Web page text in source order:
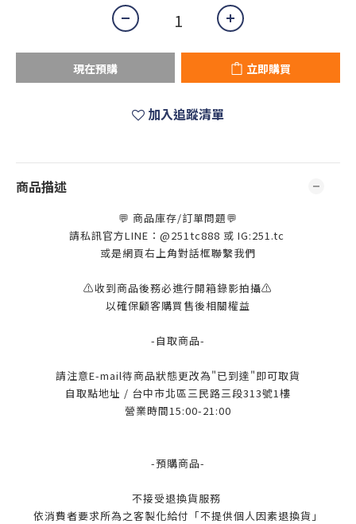
現在預購 立即購買
加入追蹤清單
商品描述
💬 商品庫存/訂單問題💬
請私訊官方LINE：@251tc888 或 IG:251.tc
或是網頁右上角對話框聯繫我們
⚠️收到商品後務必進行開箱錄影拍攝⚠️
以確保顧客購買售後相關權益
-自取商品-
請注意E-mail待商品狀態更改為"已到達"即可取貨
自取點地址 / 台中市北區三民路三段313號1樓
營業時間15:00-21:00
-預購商品-
不接受退換貨服務
依消費者要求所為之客製化給付「不提供個人因素退換貨」